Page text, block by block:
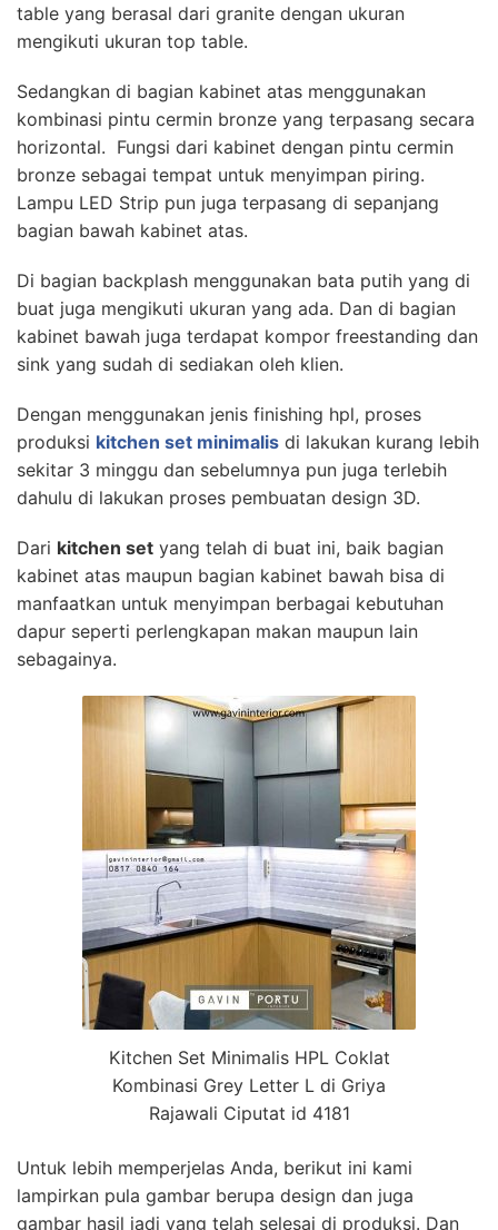
table yang berasal dari granite dengan ukuran
mengikuti ukuran top table.
Sedangkan di bagian kabinet atas menggunakan
kombinasi pintu cermin bronze yang terpasang secara
horizontal. Fungsi dari kabinet dengan pintu cermin
bronze sebagai tempat untuk menyimpan piring.
Lampu LED Strip pun juga terpasang di sepanjang
bagian bawah kabinet atas.
Di bagian backplash menggunakan bata putih yang di
buat juga mengikuti ukuran yang ada. Dan di bagian
kabinet bawah juga terdapat kompor freestanding dan
sink yang sudah di sediakan oleh klien.
Dengan menggunakan jenis finishing hpl, proses
produksi kitchen set minimalis di lakukan kurang lebih
sekitar 3 minggu dan sebelumnya pun juga terlebih
dahulu di lakukan proses pembuatan design 3D.
Dari kitchen set yang telah di buat ini, baik bagian
kabinet atas maupun bagian kabinet bawah bisa di
manfaatkan untuk menyimpan berbagai kebutuhan
dapur seperti perlengkapan makan maupun lain
sebagainya.
Kitchen Set Minimalis HPL Coklat
Kombinasi Grey Letter L di Griya
Rajawali Ciputat id 4181
Untuk lebih memperjelas Anda, berikut ini kami
lampirkan pula gambar berupa design dan juga
gambar hasil jadi yang telah selesai di produksi. Dan